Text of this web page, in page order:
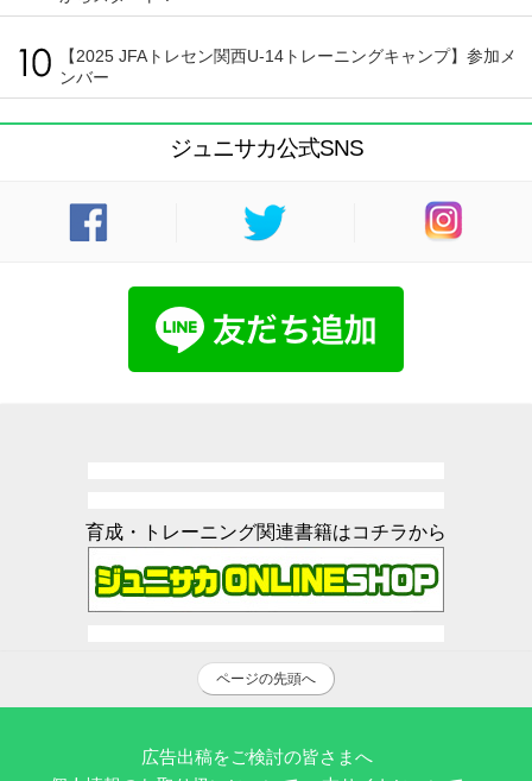
【2025 JFAトレセン関西U-14トレーニングキャンプ】参加メ
ンバー
ジュニサカ公式SNS
育成・トレーニング関連書籍はコチラから
ページの先頭へ
広告出稿をご検討の皆さまへ